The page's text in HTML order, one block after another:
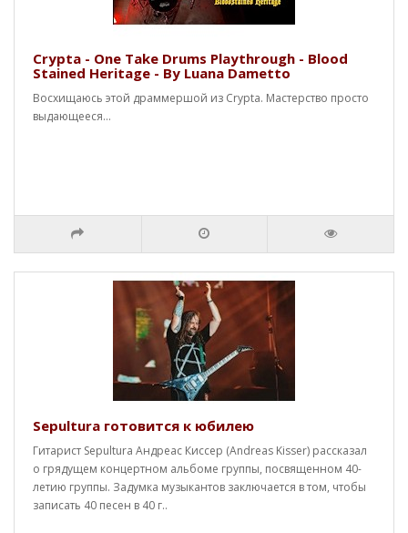
Crypta - One Take Drums Playthrough - Blood
Stained Heritage - By Luana Dametto
Восхищаюсь этой драммершой из Crypta. Мастерство просто
выдающееся...
Sepultura готовится к юбилею
Гитарист Sepultura Андреас Киссер (Andreas Kisser) рассказал
о грядущем концертном альбоме группы, посвященном 40-
летию группы. Задумка музыкантов заключается в том, чтобы
записать 40 песен в 40 г..